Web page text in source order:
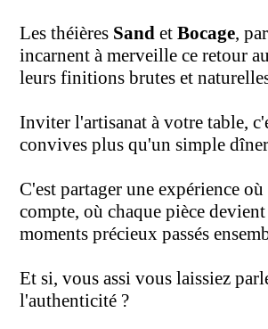
Les théières Sand etBocage,
incarnent à merveille ce retour
leurs finitions brutes et
Inviter l'artisanat à votre table,
convives plus qu'un simple
C'est partager une expérience
compte, où chaque pièce
moments précieux passés
Et si, vous assi vous laissiez
l'authenticité ?